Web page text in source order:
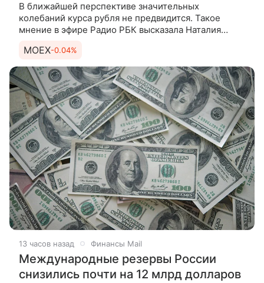
В ближайшей перспективе значительных
колебаний курса рубля не предвидится. Такое
мнение в эфире Радио РБК высказала Наталия
макроэкономического анализа
MOEX-0.04%
13 часов назад Финансы Mail
Международные резервы России
снизились почти на 12 млрд долларов